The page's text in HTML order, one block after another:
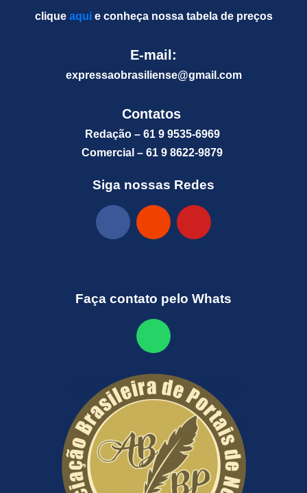
clique aquie conheça nossa tabela de preços
E-mail:
expressaobrasiliense@gmail.com
Contatos
Redação – 61 9 9535-6969
Comercial – 61 9 8622-9879
Siga nossas Redes
Faça contato pelo Whats